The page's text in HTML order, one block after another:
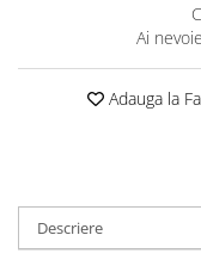
Ai
Adauga la
Descriere